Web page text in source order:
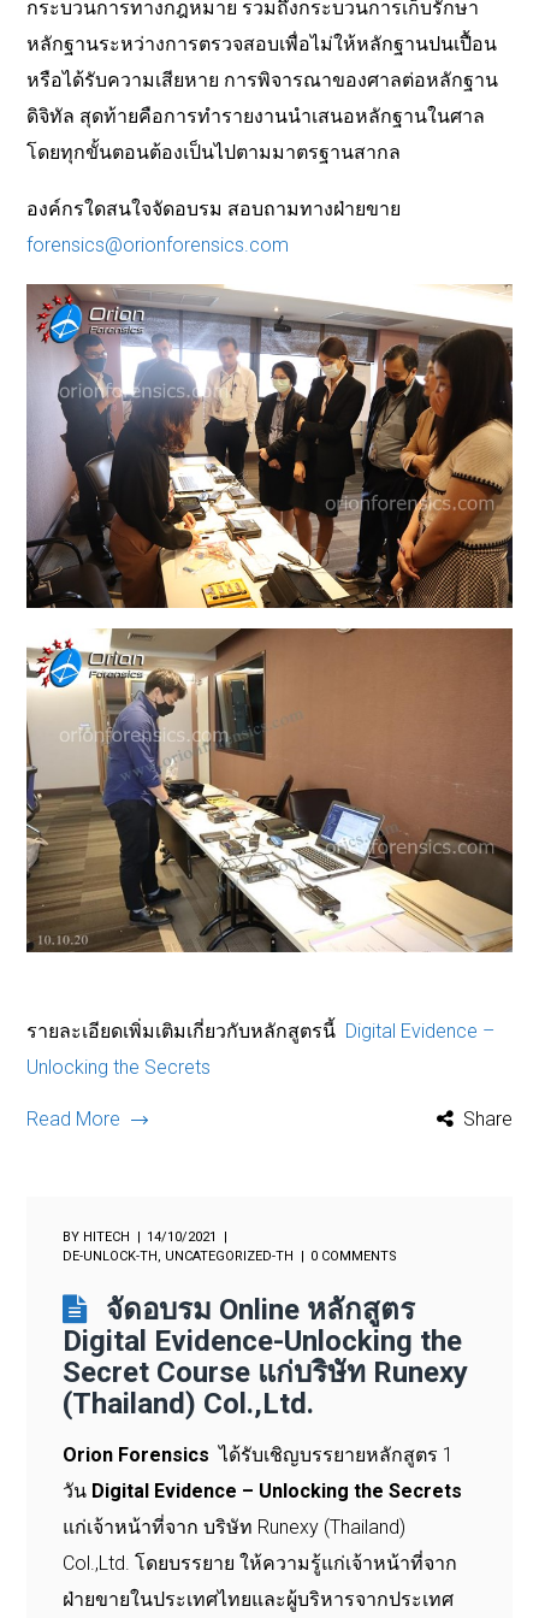
กระบวนการทางกฎหมาย รวมถึงกระบวนการเก็บรักษา
หลักฐานระหว่างการตรวจสอบเพื่อไม่ให้หลักฐานปนเปื้อน
หรือได้รับความเสียหาย การพิจารณาของศาลต่อหลักฐาน
ดิจิทัล สุดท้ายคือการทำรายงานนำเสนอหลักฐานในศาล
โดยทุกขั้นตอนต้องเป็นไปตามมาตรฐานสากล
องค์กรใดสนใจจัดอบรม สอบถามทางฝ่ายขาย
forensics@orionforensics.com
รายละเอียดเพิ่มเติมเกี่ยวกับหลักสูตรนี้ Digital Evidence –
Unlocking the Secrets
Read More Share
BY HITECH
14/10/2021
DE-UNLOCK-TH, UNCATEGORIZED-TH 0 COMMENTS
จัดอบรม Online หลักสูตร
Digital Evidence-Unlocking the
Secret Course แก่บริษัท Runexy
(Thailand) Col.,Ltd.
Orion Forensics ได้รับเชิญบรรยายหลักสูตร 1
วัน Digital Evidence – Unlocking the Secrets
แก่เจ้าหน้าที่จาก บริษัท Runexy (Thailand)
Col.,Ltd. โดยบรรยาย ให้ความรู้แก่เจ้าหน้าที่จาก
ฝ่ายขายในประเทศไทยและผู้บริหารจากประเทศ